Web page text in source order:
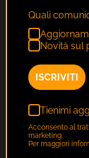
+39
Quali
Novità sul
ISCRIVITI
Tienimi
Acconsento al
marketing.
Per maggiori